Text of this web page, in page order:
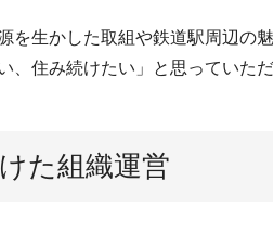
を生かした取組や鉄道駅周辺の
、住み続けたい」と思っていた
た組織運営